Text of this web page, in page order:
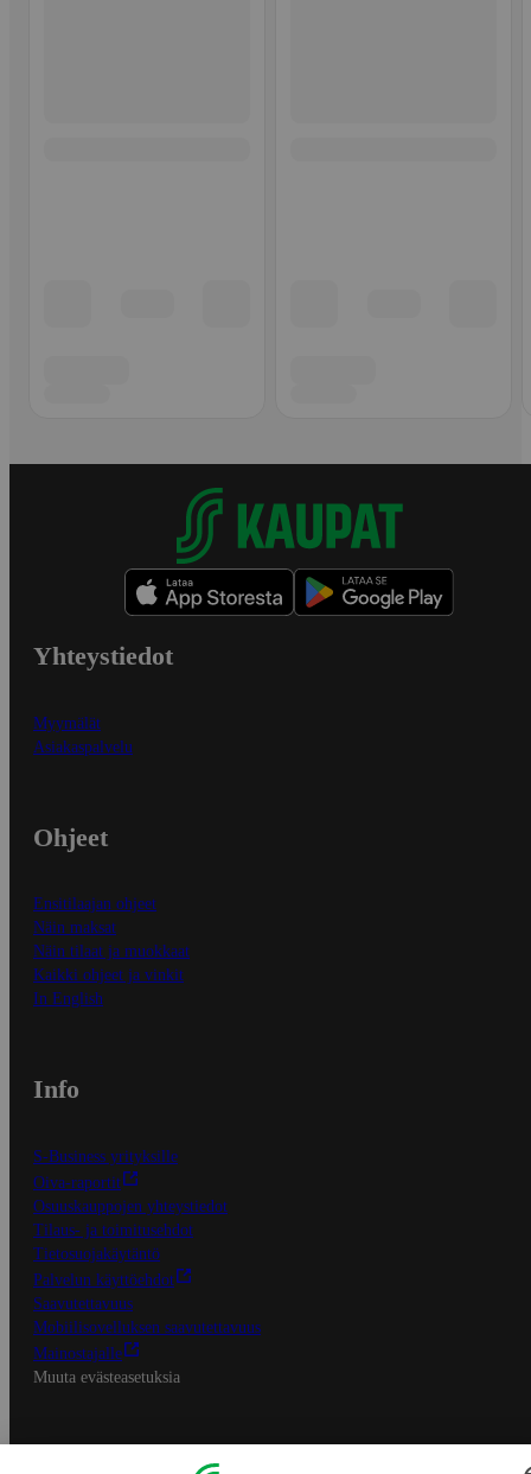
Yhteystiedot
Myymälät
Asiakaspalvelu
Ohjeet
Ensitilaajan ohjeet
Näin maksat
Näin tilaat ja muokkaat
Kaikki ohjeet ja vinkit
In English
Info
S-Business yrityksille
Oiva-raportit
Osuuskauppojen yhteystiedot
Tilaus- ja toimitusehdot
Tietosuojakäytäntö
Palvelun käyttöehdot
Saavutettavuus
Mobiilisovelluksen saavutettavuus
Mainostajalle
Muuta evästeasetuksia
S-ryhmän palvelut